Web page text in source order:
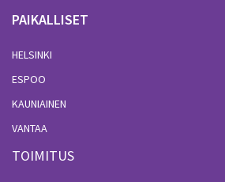
PAIKALLISET
HELSINKI
ESPOO
KAUNIAINEN
VANTAA
TOIMITUS